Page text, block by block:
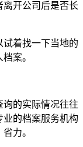
离开公司后是否长
着找一下当地的
案。
询的实际情况往往
的档案服务机构
力。